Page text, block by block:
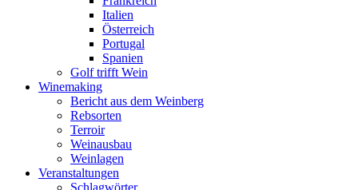
Italien
Österreich
Portugal
Spanien
Golf trifft Wein
Winemaking
Bericht aus dem Weinberg
Rebsorten
Terroir
Weinausbau
Weinlagen
Veranstaltungen
Schlagwörter